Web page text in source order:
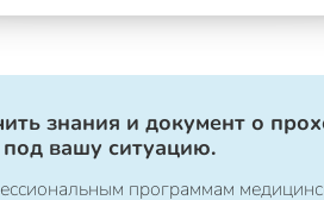
знания и документ о
вашу ситуацию.
программам